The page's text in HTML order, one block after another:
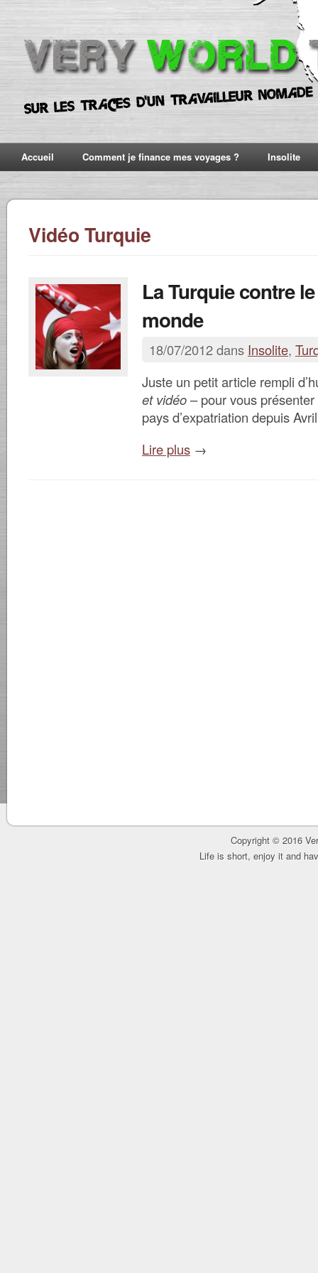
Accueil Comment je finance mes voyages ? Insolite
Vidéo Turquie
La Turquie contre
monde
18/07/2012 dans Insolite,
Juste un petit article rempli
et vidéo– pour vous
pays d’expatriation depuis
Lire plus →
Copyright © 2016
Life is short, enjoy it and